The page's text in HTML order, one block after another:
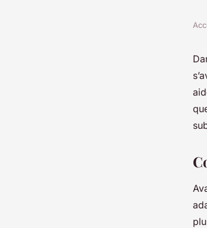
Quelles
portefeuille